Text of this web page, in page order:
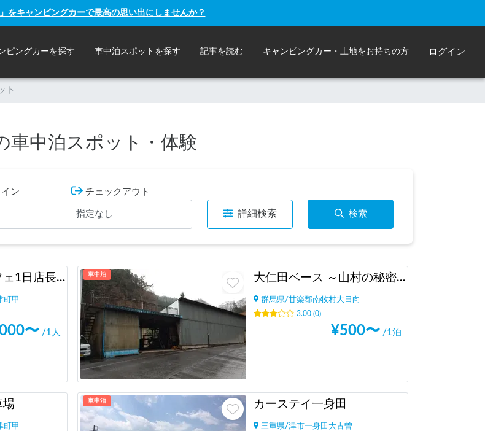
をキャンピングカーで最高の思い出にしませんか？
ピングカーを探す 車中泊スポットを探す 記事を読む キャンピングカー・土地をお持ちの方 ログイン
ト
車中泊スポット・体験
ン チェックアウト
詳細検索 検索
THE VENUS カフェ1日店長体験
町甲
〜 /1人
車中泊 大仁田ベース ～山村の秘密基地～
群馬県/甘楽郡南牧村大日向
3.00(0)
¥500〜 /1泊
場
町甲
車中泊 カーステイ一身田
三重県/津市一身田大古曽